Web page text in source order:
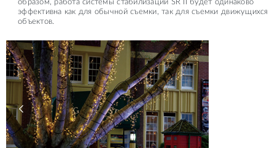
образом, работа системы стабилизации SR II будет одинаково
эффективна как для обычной съемки, так для съемки движущихся
объектов.